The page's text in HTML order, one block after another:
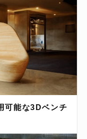
可能な3Dベンチ